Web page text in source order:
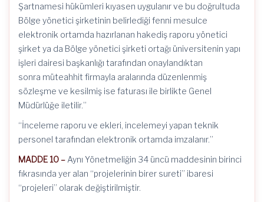
Şartnamesi hükümleri kıyasen uygulanır ve bu doğrultuda
Bölge yönetici şirketinin belirlediği fenni mesulce
elektronik ortamda hazırlanan hakediş raporu yönetici
şirket ya da Bölge yönetici şirketi ortağı üniversitenin yapı
işleri dairesi başkanlığı tarafından onaylandıktan
sonra müteahhit firmayla aralarında düzenlenmiş
sözleşme ve kesilmiş ise faturası ile birlikte Genel
Müdürlüğe iletilir.”
“İnceleme raporu ve ekleri, incelemeyi yapan teknik
personel tarafından elektronik ortamda imzalanır.”
MADDE 10 – Aynı Yönetmeliğin 34 üncü maddesinin birinci
fıkrasında yer alan “projelerinin birer sureti” ibaresi
“projeleri” olarak değiştirilmiştir.